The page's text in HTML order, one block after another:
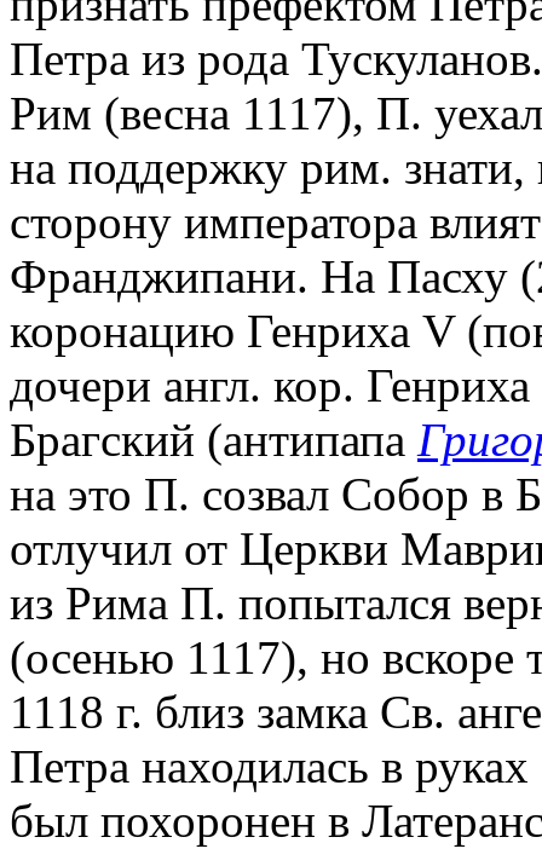
Петра из рода
Рим (весна 1117), П.
на поддержку рим. знати,
сторону императора
Франджипани. На Пасху
коронацию Генриха V
дочери англ. кор.
Брагский (антипапа
на это П. созвал Собор в
отлучил от Церкви
из Рима П. попытался
(осенью 1117), но вскоре
1118 г. близ замка Св.
Петра находилась в
был похоронен в